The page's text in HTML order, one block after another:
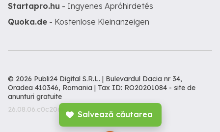
Salvează căutarea
Startapro.hu - Ingyenes Apróhirdetés
Quoka.de - Kostenlose Kleinanzeigen
© 2026 Publi24 Digital S.R.L. | Bulevardul Dacia nr 34,
Oradea 410346, Romania | Tax ID: RO20201084 - site de
anunturi gratuite
26.08.06.c0c206c